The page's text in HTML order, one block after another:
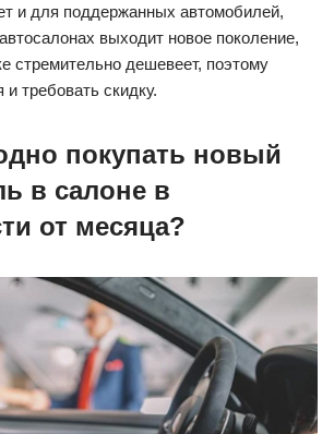
и для поддержанных автомобилей,
выходит новое поколение,
стремительно дешевеет, поэтому
и требовать скидку.
покупать новый
в салоне в
от месяца?